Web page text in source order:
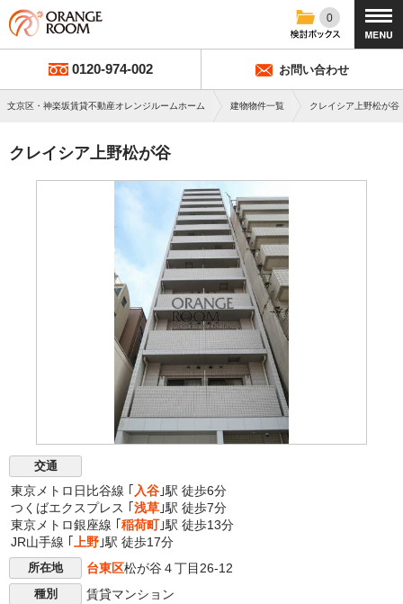
0
0120-974-002 お問い合わせ
文京区・神楽坂賃貸不動産オレンジルームホーム 建物物件一覧 クレイシア上野松
クレイシア上野松が谷
交通
東京メトロ日比谷線 ｢ 入谷 ｣駅 徒歩6分
つくばエクスプレス ｢ 浅草 ｣駅 徒歩7分
東京メトロ銀座線 ｢ 稲荷町｣駅 徒歩13分
JR山手線 ｢
上野 ｣駅 徒歩17分
所在地 台東区松が谷４丁目26-12
種別 賃貸マンション